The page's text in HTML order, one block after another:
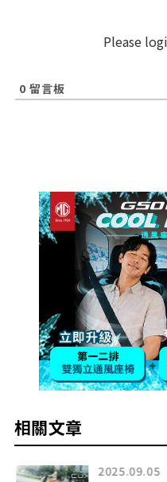
Please
0 留言板
相關文章
2025.09.05